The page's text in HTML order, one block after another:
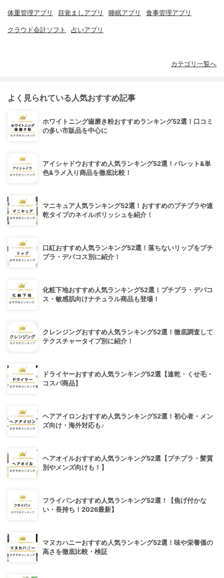
体重管理アプリ 目覚ましアプリ 睡眠アプリ 食事管理アプリ
クラウド会計ソフト 占いアプリ
カテゴリ一覧へ
よく見られている人気おすすめ記事
ホワイトニング歯磨き粉おすすめランキング52選！口コミ
の多い市販品を中心に
アイシャドウおすすめ人気ランキング52選！パレット&単
色&ラメ入り商品を徹底比較！
マニキュア人気ランキング52選！おすすめのプチプラや速
乾タイプのネイルポリッシュを紹介！
口紅おすすめ人気ランキング52選！落ちないリップをプチ
プラ・デパコス別に紹介！
化粧下地おすすめ人気ランキング52選！プチプラ・デパコ
ス・敏感肌向けナチュラル商品も登場！
クレンジングおすすめ人気ランキング52選！徹底調査して
テクスチャータイプ別に紹介！
ドライヤーおすすめ人気ランキング52選【速乾・くせ毛・
コスパ商品】
ヘアアイロンおすすめ人気ランキング52選！初心者・メン
ズ向け・海外対応も♪
ヘアオイルおすすめ人気ランキング52選【プチプラ・髪質
別やメンズ向けも！】
フライパンおすすめ人気ランキング52選！【焦げ付かな
い・長持ち！2026最新】
マヌカハニーおすすめ人気ランキング52選！味や栄養価の
高さを徹底比較・検証